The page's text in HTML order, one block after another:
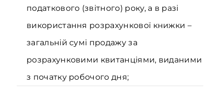
податкового (звітного) року, а в разі
використання розрахункової книжки –
загальній сумі продажу за
розрахунковими квитанціями, виданими
з початку робочого дня;